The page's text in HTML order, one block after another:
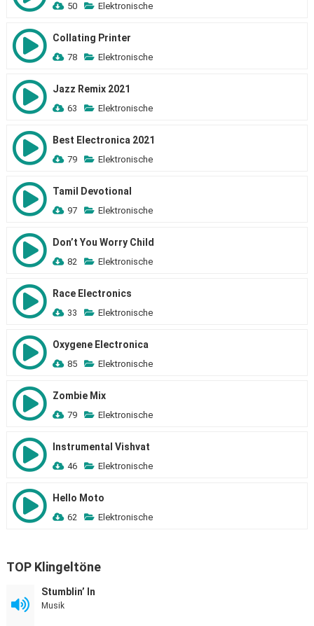
50 Elektronische
Collating Printer
78 Elektronische
Jazz Remix 2021
63 Elektronische
Best Electronica 2021
79 Elektronische
Tamil Devotional
97 Elektronische
Don’t You Worry Child
82 Elektronische
Race Electronics
33 Elektronische
Oxygene Electronica
85 Elektronische
Zombie Mix
79 Elektronische
Instrumental Vishvat
46 Elektronische
Hello Moto
62 Elektronische
TOP Klingeltöne
Stumblin’ In
Musik